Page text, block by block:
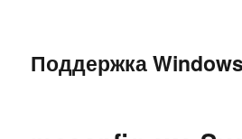
Поддержка